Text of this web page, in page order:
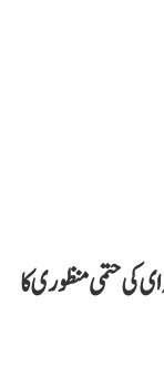
کی حتمی منظوری کا